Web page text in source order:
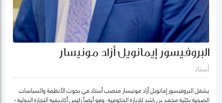
البروفيسور إيمانويل أزاد مونيسار
أستاذ
يشغل البروفيسور إمانويل أزاد مونيسار منصب أستاذ في بحوث الأنظمة والسياسات
الصحية بكلية محمد بن راشد للإدارة الحكومية، وهو أيضاً رئيس أكاديمية التجارة الدولية -